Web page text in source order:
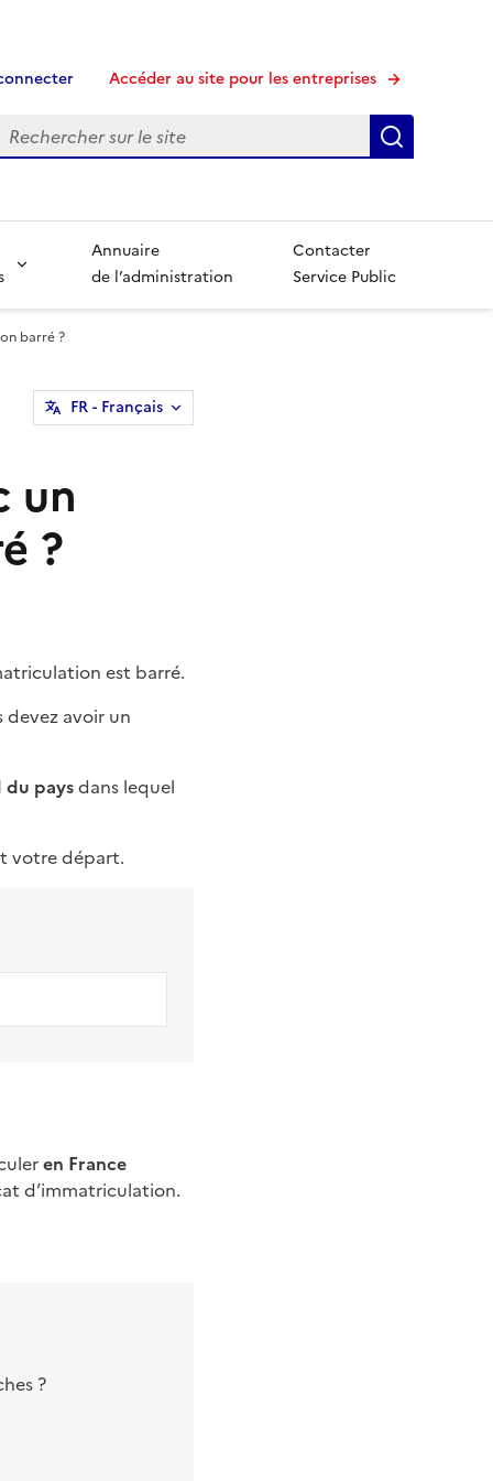
Accéder au site pour les entreprises
Recherche
Annuaire
de l’administration
Contacter
Service Public
barré ?
FR- Français
un
?
est barré.
devez avoir un
paysdans lequel
votre départ.
en France
d’immatriculation.
?